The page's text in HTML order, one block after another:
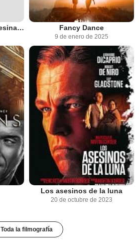
Under the Bridge: El asesinato de Reena Virk Fancy Dance
9 de enero de 2025
Los asesinos de la luna
20 de octubre de 2023
Toda la filmografía